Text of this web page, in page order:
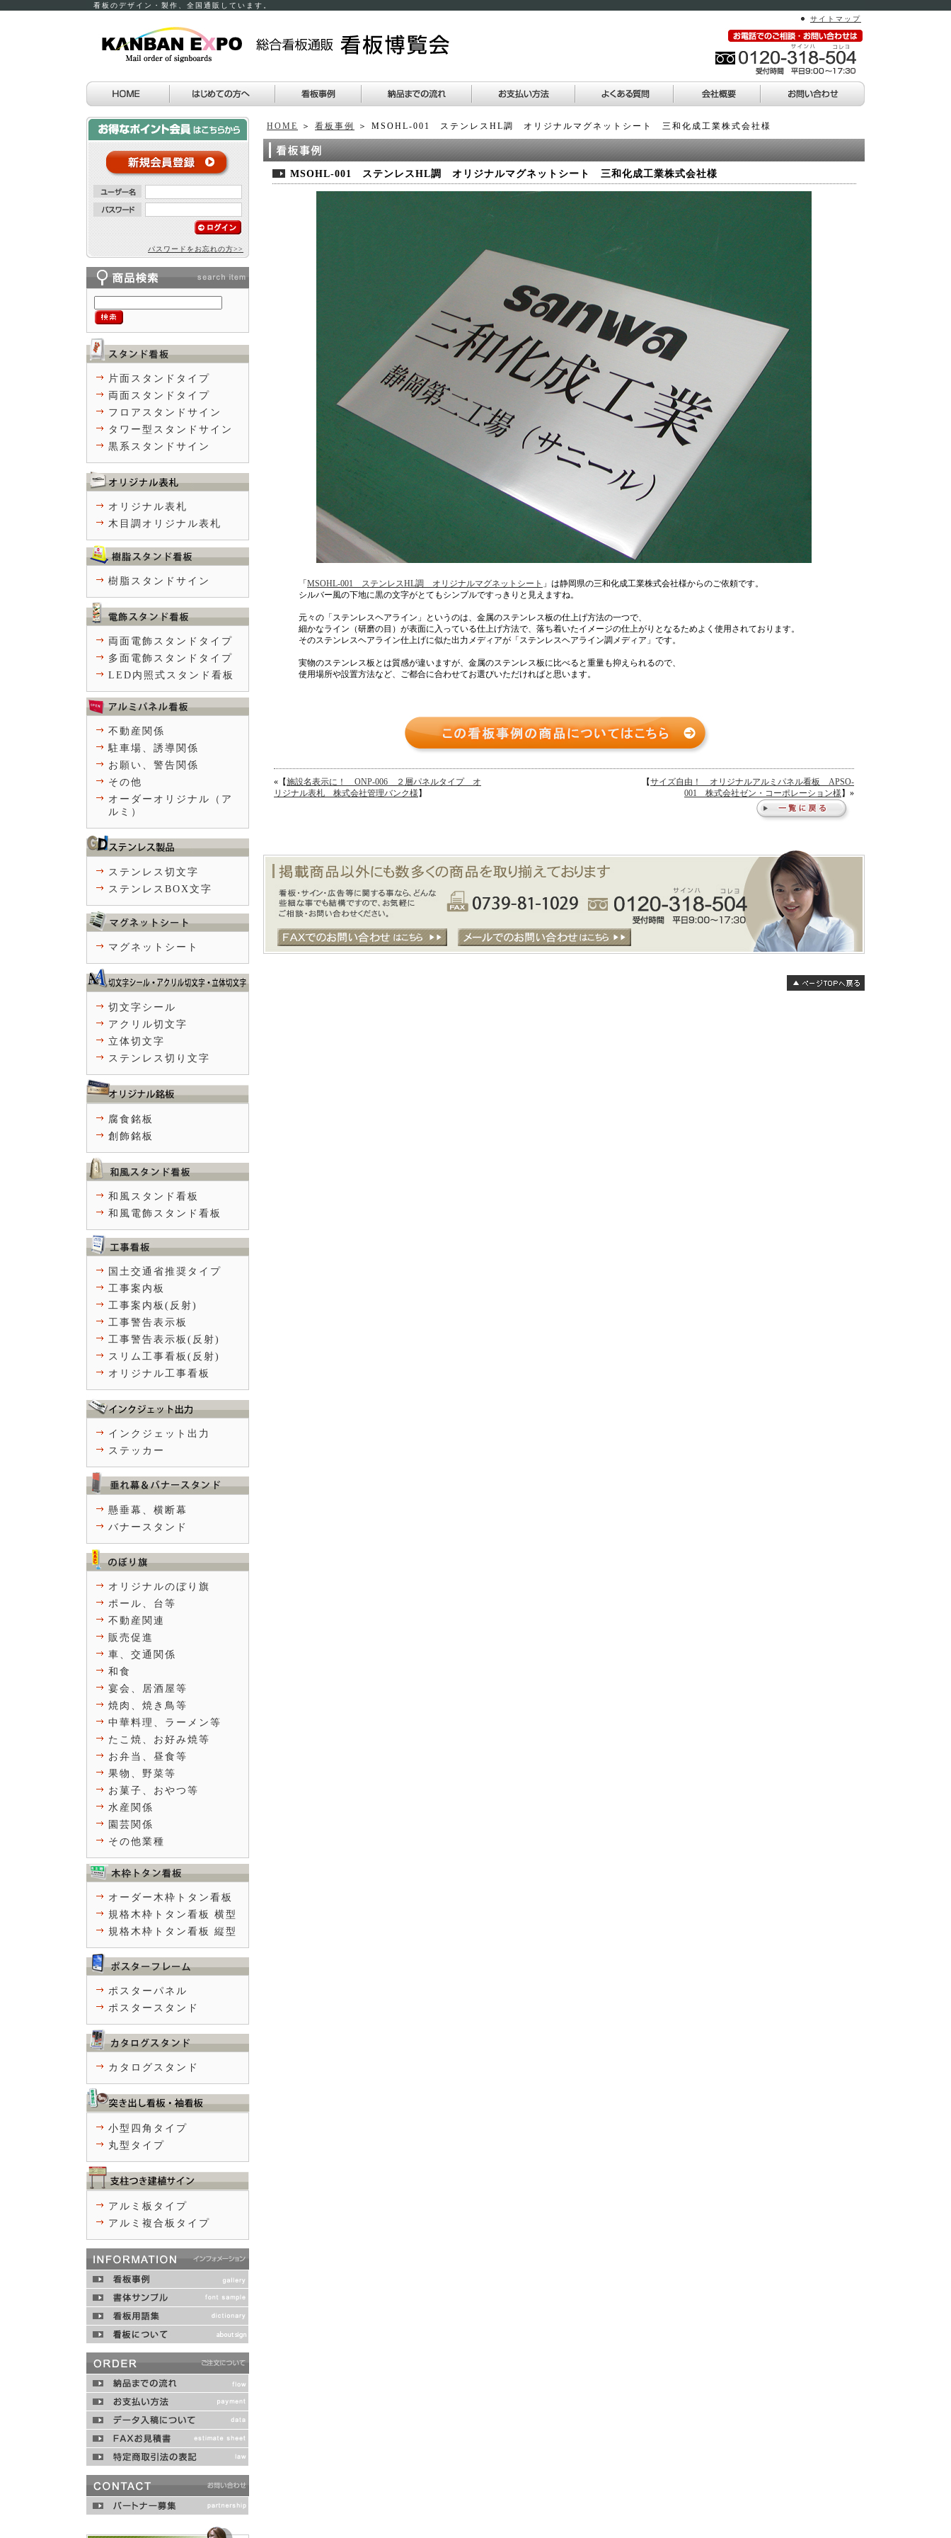
看板のデザイン・製作、全国通販しています。
サイトマップ
HOME ＞ 看板事例 ＞ MSOHL-001 ステンレスHL調 オリジナルマグネットシート 三和化成工業株式会社様
MSOHL-001 ステンレスHL調 オリジナルマグネットシート 三和化成工業株式会社様
「 MSOHL-001 ステンレスHL調 オリジナルマグネットシート 」は静岡県の三和化成工業株式会社様からのご依頼です。
シルバー風の下地に黒の文字がとてもシンプルですっきりと見えますね。
元々の「ステンレスヘアライン」というのは、金属のステンレス板の仕上げ方法の一つで、
細かなライン（研磨の目）が表面に入っている仕上げ方法で、落ち着いたイメージの仕上がりとなるためよく使用されております。
そのステンレスヘアライン仕上げに似た出力メディアが「ステンレスヘアライン調メディア」です。
実物のステンレス板とは質感が違いますが、金属のステンレス板に比べると重量も抑えられるので、
使用場所や設置方法など、ご都合に合わせてお選びいただければと思います。
«【施設名表示に！ ONP-006 ２層パネルタイプ オ
リジナル表札 株式会社管理バンク様 】
【サイズ自由！ オリジナルアルミパネル看板 APSO-
001 株式会社ゼン・コーポレーション様 】»
パスワードをお忘れの方>>
片面スタンドタイプ
両面スタンドタイプ
フロアスタンドサイン
タワー型スタンドサイン
黒系スタンドサイン
オリジナル表札
木目調オリジナル表札
樹脂スタンドサイン
両面電飾スタンドタイプ
多面電飾スタンドタイプ
LED内照式スタンド看板
不動産関係
駐車場、誘導関係
お願い、警告関係
その他
オーダーオリジナル（ア
ルミ）
ステンレス切文字
ステンレスBOX文字
マグネットシート
切文字シール
アクリル切文字
立体切文字
ステンレス切り文字
腐食銘板
創飾銘板
和風スタンド看板
和風電飾スタンド看板
国土交通省推奨タイプ
工事案内板
工事案内板(反射)
工事警告表示板
工事警告表示板(反射)
スリム工事看板(反射)
オリジナル工事看板
インクジェット出力
ステッカー
懸垂幕、横断幕
バナースタンド
オリジナルのぼり旗
ポール、台等
不動産関連
販売促進
車、交通関係
和食
宴会、居酒屋等
焼肉、焼き鳥等
中華料理、ラーメン等
たこ焼、お好み焼等
お弁当、昼食等
果物、野菜等
お菓子、おやつ等
水産関係
園芸関係
その他業種
オーダー木枠トタン看板
規格木枠トタン看板 横型
規格木枠トタン看板 縦型
ポスターパネル
ポスタースタンド
カタログスタンド
小型四角タイプ
丸型タイプ
アルミ板タイプ
アルミ複合板タイプ